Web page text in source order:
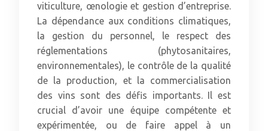
viticulture, œnologie et gestion d’entreprise.
La dépendance aux conditions climatiques,
la gestion du personnel, le respect des
réglementations (phytosanitaires,
environnementales), le contrôle de la qualité
de la production, et la commercialisation
des vins sont des défis importants. Il est
crucial d’avoir une équipe compétente et
expérimentée, ou de faire appel à un